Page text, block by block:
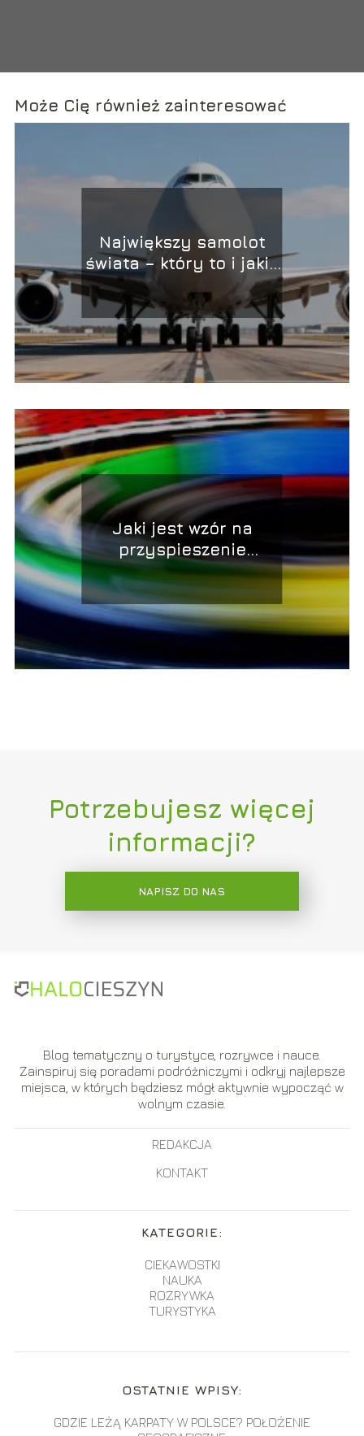
Może Cię również zainteresować
Największy samolot
świata – który to i jakie
ma wymiary?
Jaki jest wzór na
przyspieszenie
dośrodkowe?
Potrzebujesz więcej
informacji?
NAPISZ DO NAS
Blog tematyczny o turystyce, rozrywce i nauce.
Zainspiruj się poradami podróżniczymi i odkryj najlepsze
miejsca, w których będziesz mógł aktywnie wypocząć w
wolnym czasie.
REDAKCJA
KONTAKT
KATEGORIE:
CIEKAWOSTKI
NAUKA
ROZRYWKA
TURYSTYKA
OSTATNIE WPISY:
GDZIE LEŻĄ KARPATY W POLSCE? POŁOŻENIE